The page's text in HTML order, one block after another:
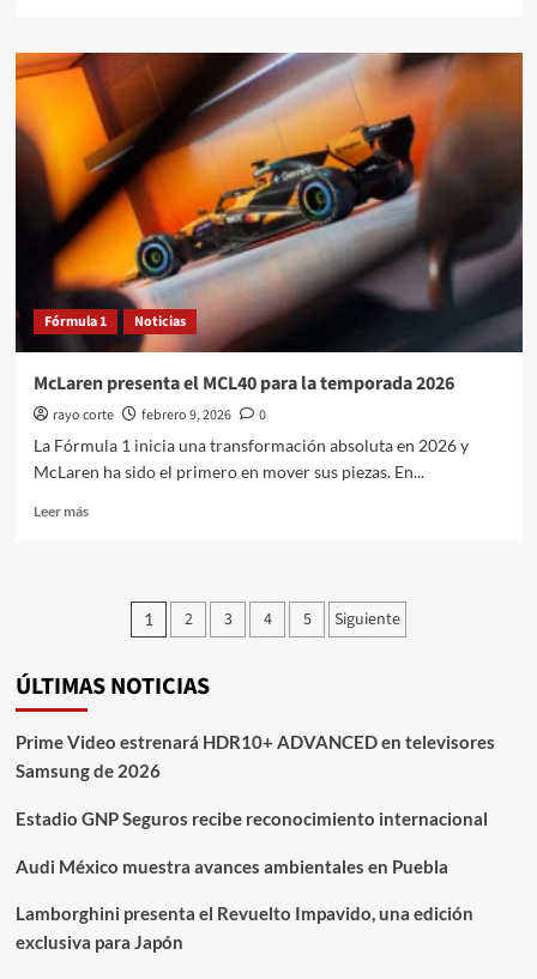
Mercedes
confirma
el
accidente
de
Antonelli
a
bordo
del
63
Fórmula 1 Noticias
McLaren presenta el MCL40 para la temporada 2026
rayo corte febrero 9, 2026
0
La Fórmula 1 inicia una transformación absoluta en 2026 y
McLaren ha sido el primero en mover sus piezas. En...
Leer másLeer
presenta
la
temporada
2026
Paginación
entradas
1 2 3 4 5 Siguiente
ÚLTIMAS NOTICIAS
Prime Video estrenará HDR10+ ADVANCED en televisores
Samsung de 2026
Estadio GNP Seguros recibe reconocimiento internacional
Audi México muestra avances ambientales en Puebla
Lamborghini presenta el Revuelto Impavido, una edición
exclusiva para Japón